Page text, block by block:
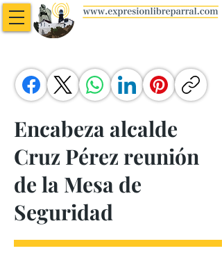
Encabeza alcalde
Cruz Pérez reunión
de la Mesa de
Seguridad